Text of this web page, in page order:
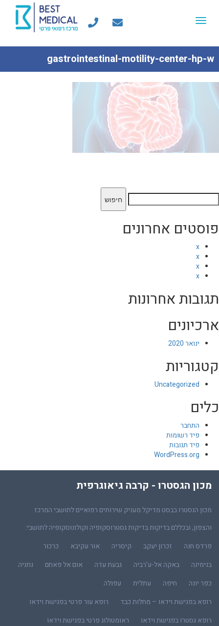
Toggle
gastrointestinal-motility-center-hp-w
חיפוש:
פוסטים אחרונים
x
x
x
x
תגובות אחרונות
ארכיונים
ינואר 2020
קטגוריות
Uncategorized
כלים
התחבר
פיד רשומות
פיד תגובות
WordPress.org
מכון הגסטרו - קרבה גיאוגרפית
מכון הגסטרו בבסט מדיקל מעניק שירותים רפואיים לתושבי המרכז
והצפון, ובכללם בדיקות בדיקות גסטרוסקופיה וקולונוסקופיה לתושבי:
פרדס חנה
זכרון יעקב קיסריה אור עקיבא
כרכור
בנימינה
באקה אל-ע'רביה גבעת עדה אום אל פאחם
נתניה
כפר יונה
חיפה עתלית
עפולה
רופא בפגישת וידאו – מחלות כבד
רופא עור פרטי בפגישת וידאו
רופא גסטרו בפגישת וידאו
ראומטולוג פרטי בפגישת וידאו